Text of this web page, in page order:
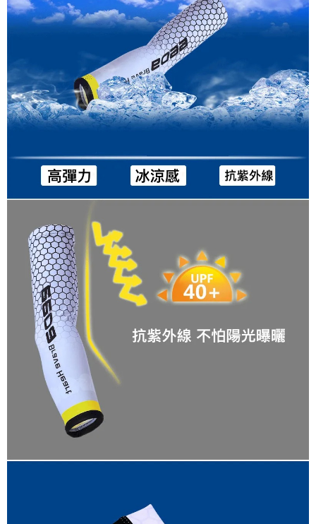
【注意事項】
1.本服務係由「台灣大哥大股份有限公司」（以下簡稱本公司）所提供，讓
用戶於交易時，得透過本服務購買商品或服務，並由商店將買賣／分期付款
買賣價金債權讓與本公司後，依約使用本公司帳單繳交帳款。
2.基於同意付款使用「大哥付你分期」之契約關係目的，商店將以您的個人
資料（包含姓名、電話或地址）提供予台灣大哥大進項蒐集、處理及利用，
由本公司與您本人進行分期帳單所需資料之確認、核對及更正。
3.完整用戶服務條款，請詳閱以下連結：https://oppay.tw/userRule
３．收到繳費通知簡訊後14天內，點擊此簡訊中的連結，可透過四大超商／
ATM／網路銀行／等多元方式進行付款，方視為交易完成。
※ 請注意：結帳手續完成當下不需立刻繳費，但若您需要取消訂單，請聯絡
購買商品的店家。未經商家同意取消之訂單仍視為有效，需透過AFTEE先享
後付繳納相關費用。
※ 交易是否成功請以「AFTEE先享後付 」之結帳頁面顯示為準，若有關於
是否繳費成功／繳費後需取消欲退款等相關疑問，請聯繫「AFTEE先享後付
客戶支援中心」https://netprotections.freshdesk.com/support/home
【注意事項】
權轉讓予恩沛科技股份有限公司。
２．關於個人資料處理事宜，請瀏覽以下網址：
https://aftee.tw/terms/#terms3
３．未成年的使用者請事先徵得法定代理人或監護人之同意方可使用
４．使用「AFTEE先享後付」時，將依據個別帳號之用戶狀況，依本公司即
時審查核予不同之上限額度；若仍有額度不足之情形，本公司將視審查結果
請求用戶進行身份認證。
５．嚴禁一人註冊多個帳號或使用他人資訊註冊。若發現惡意使用之情形，
恩沛科技股份有限公司將有權停止該用戶之使用額度並採取法律行動。
付款後全家取貨
每筆NT$60，滿NT$1,200(含以上)免運費
每筆NT$60，滿NT$1,200(含以上)免運費
付款後7-11取貨
每筆NT$60，滿NT$1,200(含以上)免運費
每筆NT$100，滿NT$2,000(含以上)免運費
離島一般宅配
貨到付款（門市自取請勿下單，請聯繫客服）
每筆NT$200，滿NT$3,000(含以上)免運費
國家/地區配送(**下單前請私訊客服確認實際運費(運費另
計)，訂單才得以成立**)